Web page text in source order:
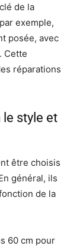
de la
exemple,
posée, avec
Cette
réparations
style et
être choisis
général, ils
de la
60 cm pour